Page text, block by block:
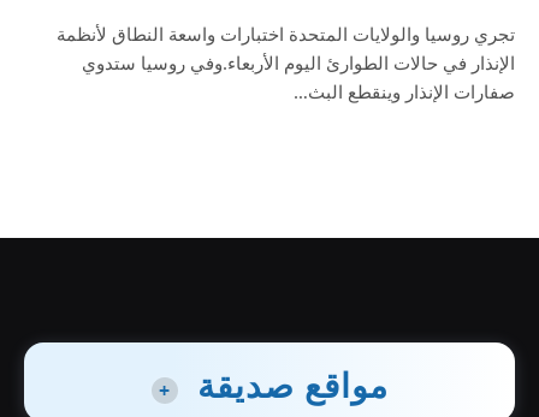
تجري روسيا والولايات المتحدة اختبارات واسعة النطاق لأنظمة
الإنذار في حالات الطوارئ اليوم الأربعاء.وفي روسيا ستدوي
صفارات الإنذار وينقطع البث…
مواقع صديقة +